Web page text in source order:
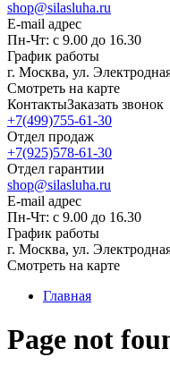
shop@silasluha.ru
E-mail адрес
Пн-Чт: с 9.00 до 16.30
График работы
г. Москва, ул.
Смотреть на карте
КонтактыЗаказать звонок
+7(499)755-61-30
Отдел продаж
+7(925)578-61-30
Отдел гарантии
shop@silasluha.ru
E-mail адрес
Пн-Чт: с 9.00 до 16.30
График работы
г. Москва, ул.
Смотреть на карте
Главная
Page not